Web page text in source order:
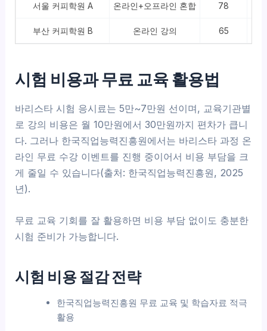
서울 커피학원 A 온라인+오프라인 혼합 78
부산 커피학원 B 온라인 강의 65
시험 비용과 무료 교육 활용법
바리스타 시험 응시료는 5만~7만원 선이며, 교육기관별
로 강의 비용은 월 10만원에서 30만원까지 편차가 큽니
다. 그러나 한국직업능력진흥원에서는 바리스타 과정 온
라인 무료 수강 이벤트를 진행 중이어서 비용 부담을 크
게 줄일 수 있습니다(출처: 한국직업능력진흥원, 2025
년).
무료 교육 기회를 잘 활용하면 비용 부담 없이도 충분한
시험 준비가 가능합니다.
시험 비용 절감 전략
한국직업능력진흥원 무료 교육 및 학습자료 적극
활용